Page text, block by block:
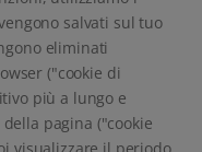
salvati sul tuo
eliminati
("cookie di
più a lungo e
pagina ("cookie